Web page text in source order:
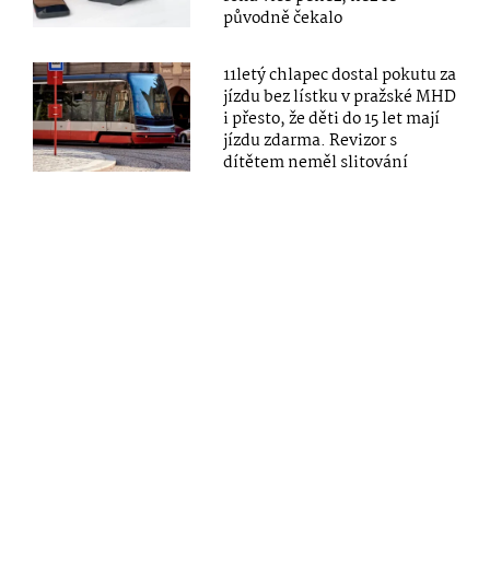
původně čekalo
11letý chlapec dostal pokutu za
jízdu bez lístku v pražské MHD
i přesto, že děti do 15 let mají
jízdu zdarma. Revizor s
dítětem neměl slitování